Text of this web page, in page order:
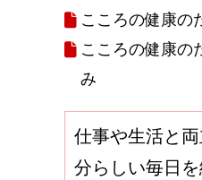
こころの健康の
こころの健康の
み
仕事や生活と
分らしい毎日